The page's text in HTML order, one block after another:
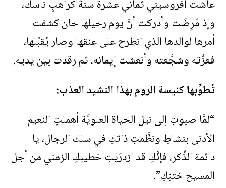
عاشت أفروسيني ثماني عشرة سنةً كراهبٍ ناسك،
وإذ مُرِضَت وأدركت أنَّ يوم رحيلها حان كشفت
أمرها لوالدها الذي انطرح على عنقها وصار يُقبِّلها،
فعزَّته وشجَّعته وأنعشت إيمانه، ثم رقدت بين يديه.
تُطوِّبها كنيسة الروم بهذا النشيد العذب:
“لمَّا صبوتِ إلى نيل الحياة العلويَّة أهملتِ النعيم
الأدنى بنشاطٍ ونظَّمتِ ذاتكِ في سلك الرجال، يا
دائمة الذِّكر، فإنَّكِ قد ازدرَيْتِ خطيبكِ الزمني من أجل
المسيح ختنِكِ”.